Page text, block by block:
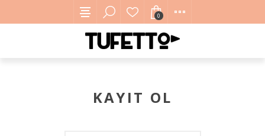
0
KAYIT OL